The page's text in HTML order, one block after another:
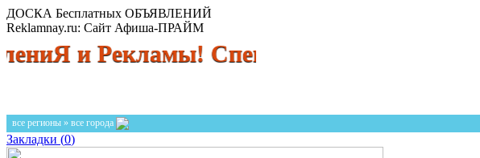
ДОСКА Бесплатных ОБЪЯВЛЕНИЙ
Reklamnay.ru: Сайт Афиша-ПРАЙМ
и Рекламы! Спешите разместить
все регионы » все города
Закладки (0)